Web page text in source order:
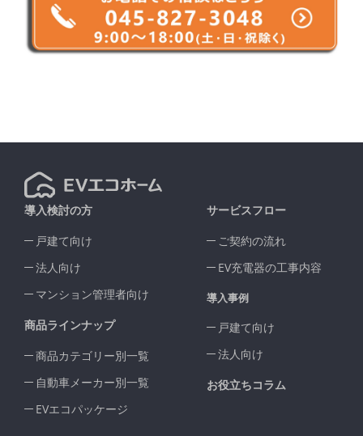
導入検討の方
戸建て向け
法人向け
マンション管理者向け
商品ラインナップ
商品カテゴリー別一覧
自動車メーカー別一覧
EVエコパッケージ
サービスフロー
ご契約の流れ
EV充電器の工事内容
導入事例
戸建て向け
法人向け
お役立ちコラム